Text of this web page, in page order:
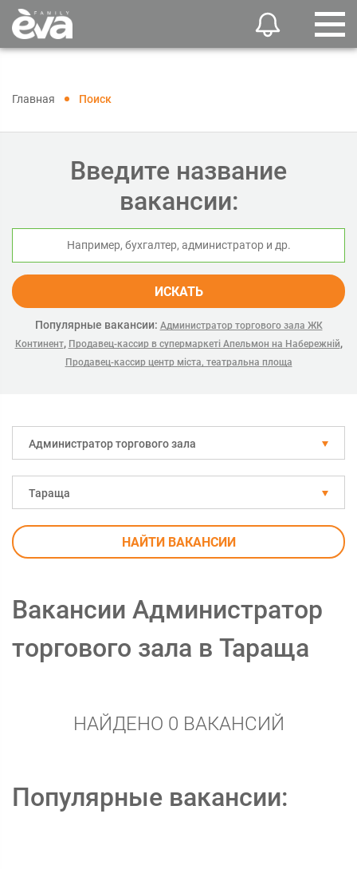
Главная Поиск
Введите название
вакансии:
ИСКАТЬ
Популярные вакансии: Администратор торгового зала ЖК
Континент, Продавец-кассир в супермаркеті Апельмон на Набережній,
Продавец-кассир центр міста, театральна площа
Администратор торгового зала
Тараща
НАЙТИ ВАКАНСИИ
Вакансии Администратор
торгового зала в Тараща
НАЙДЕНО 0 ВАКАНСИЙ
Популярные вакансии: